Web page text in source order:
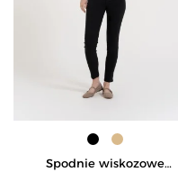
Spodnie wiskozowe